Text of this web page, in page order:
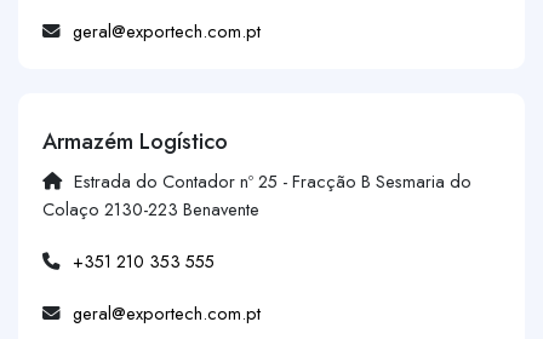
geral@exportech.com.pt
Armazém Logístico
Estrada do Contador nº 25 - Fracção B Sesmaria do
Colaço 2130-223 Benavente
+351 210 353 555
geral@exportech.com.pt